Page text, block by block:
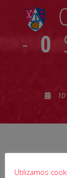
- 0
Utilizamos